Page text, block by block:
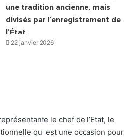
une tradition ancienne, mais
divisés par l’enregistrement de
l’État
22 janvier 2026
le chef de l’Etat, le
qui est une occasion pour